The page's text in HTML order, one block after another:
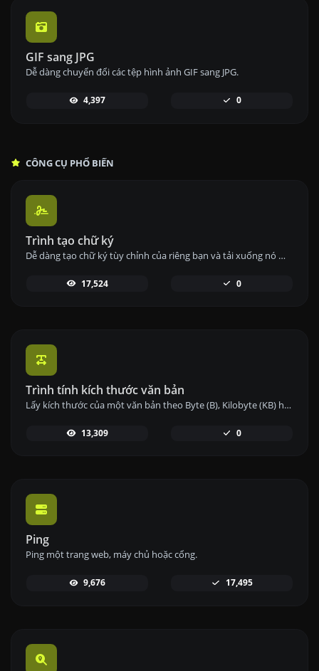
GIF sang JPG
Dễ dàng chuyển đổi các tệp hình ảnh GIF sang JPG.
4,397 0
CÔNG CỤ PHỔ BIẾN
Trình tạo chữ ký
Dễ dàng tạo chữ ký tùy chỉnh của riêng bạn và tải xuống nó một cách dễ dàng.
17,524 0
Trình tính kích thước văn bản
Lấy kích thước của một văn bản theo Byte (B), Kilobyte (KB) hoặc Megabyte (MB).
13,309 0
Ping
Ping một trang web, máy chủ hoặc cổng.
9,676 17,495